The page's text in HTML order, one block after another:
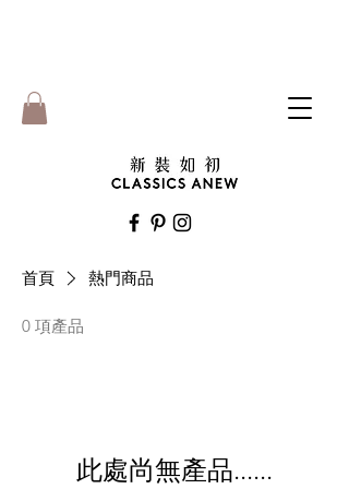
首頁 熱門商品
0 項產品
此處尚無產品......